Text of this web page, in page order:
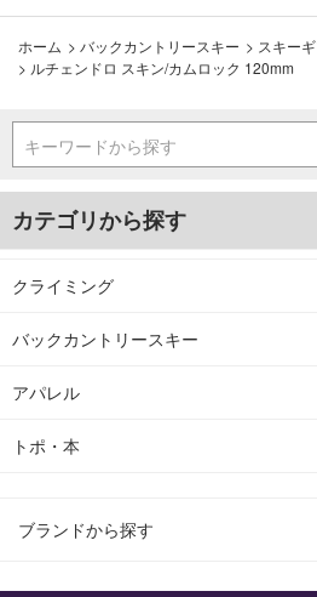
ホーム > バックカントリースキー > スキー
> ルチェンドロ スキン/カムロック 120mm
キーワードから探す
カテゴリから探す
クライミング
バックカントリースキー
アパレル
トポ・本
ブランドから探す